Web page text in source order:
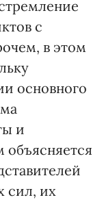
с
в этом
основного
и
сил, их